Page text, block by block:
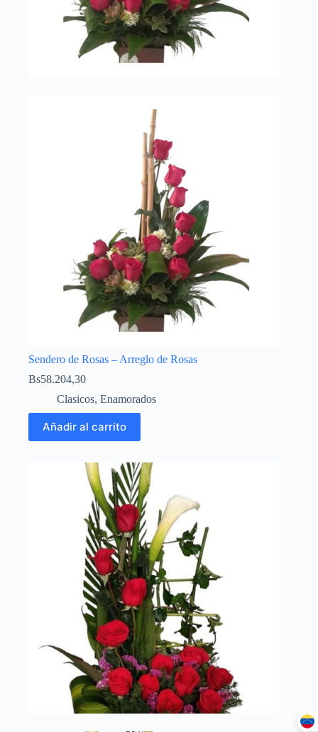
Sendero de Rosas – Arreglo de Rosas
Bs58.204,30
Clasicos, Enamorados
Añadir al carrito